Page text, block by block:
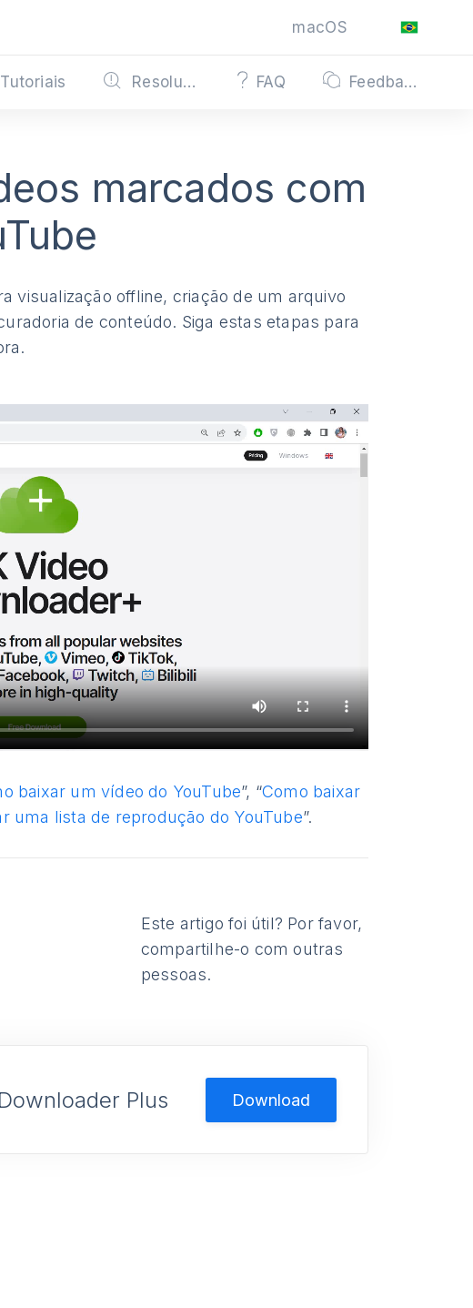
macOS
Tutoriais Resolução de problemas FAQ Feedback
marcados com
visualização offline, criação de um arquivo
de conteúdo. Siga estas etapas para
baixar um vídeo do YouTube”, “Como baixar
uma lista de reprodução do YouTube”.
Este artigo foi útil? Por favor,
compartilhe-o com outras
pessoas.
Plus Download